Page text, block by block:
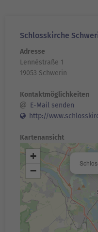
Schlosskirche
Adresse
Lennéstraße 1
19053 Schwerin
Kontaktmöglichkeiten
E-Mail senden
http://
Kartenansicht
+
−